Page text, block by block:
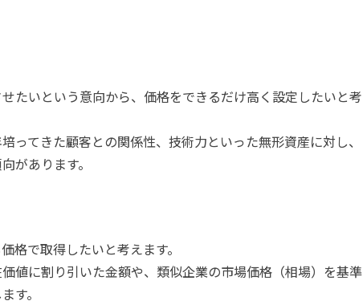
たいという意向から、価格をできるだけ高く設定したいと考
ってきた顧客との関係性、技術力といった無形資産に対し、
があります。
格で取得したいと考えます。
値に割り引いた金額や、類似企業の市場価格（相場）を基準
す。